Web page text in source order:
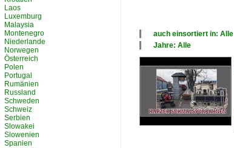
auch einsortiert in: Alle
Jahre: Alle
Alle Jahre
2010
Laos
Luxemburg
Malaysia
Montenegro
Niederlande
Norwegen
Österreich
Polen
Portugal
Rumänien
Russland
Schweden
Schweiz
Serbien
Slowakei
Slowenien
Spanien